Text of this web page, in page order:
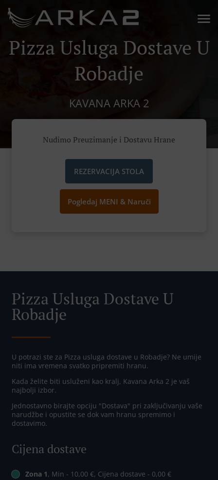
Pizza Usluga Dostave U
Robadje
KAVANA ARKA 2
Nudimo Preuzimanje i Dostavu Hrane
REZERVACIJA STOLA
Pogledaj MENI & Naruči
Pizza Usluga Dostave U
Robadje
U potrazi ste za Pizza usluga dostave u Robadje? Ne umije
niti ima vremena svatko pripremiti hranu.
Kada želite biti usluženi kao kralj, Kavana Arka 2 je vaš
najbolji izbor.
Jednostavno birajte opciju "Dostava" pri zaključivanju vaše
narudžbe i opustite se dok vam hranu spremimo i
dostavimo.
Cijena dostave
Zona 1, Min - 10,00 €, Cijena dostave - 0,00 €